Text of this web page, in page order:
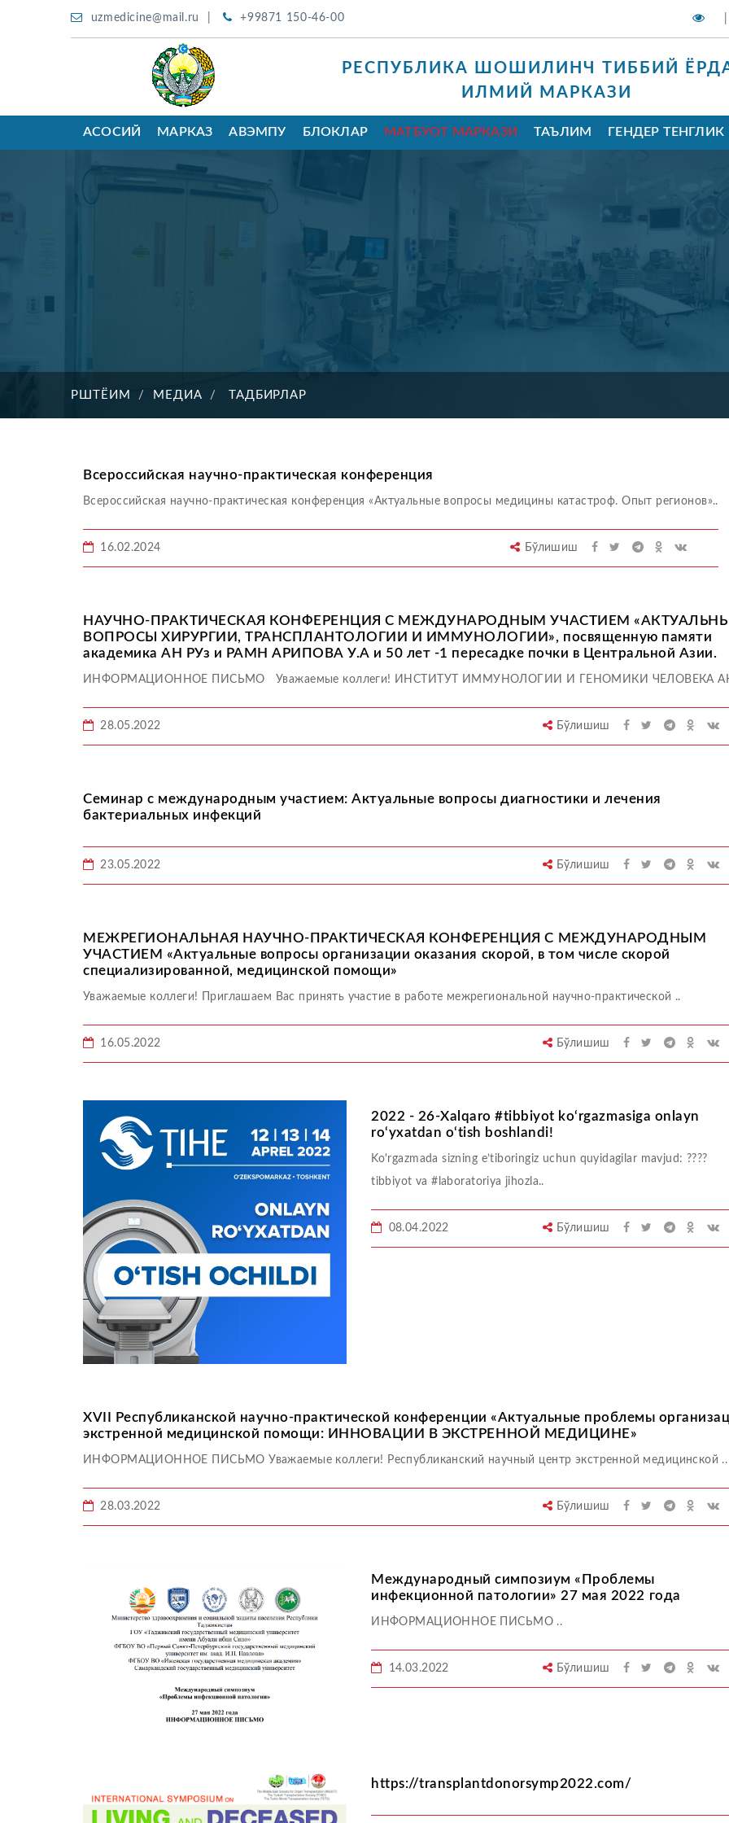
uzmedicine@mail.ru +99871 150-46-00
РЕСПУБЛИКА ШОШИЛИНЧ ТИББИЙ
ИЛМИЙ МАРКАЗИ
АСОСИЙ МАРКАЗ АВЭМПУ БЛОКЛАР МАТБУОТ МАРКАЗИ ТАЪЛИМ ГЕНДЕР ТЕНГЛИК
РШТЁИМ МЕДИА ТАДБИРЛАР
Всероссийская научно-практическая конференция
Всероссийская научно-практическая конференция «Актуальные вопросы медицины катастроф. Опыт регионов»..
16.02.2024 Бўлишиш
НАУЧНО-ПРАКТИЧЕСКАЯ КОНФЕРЕНЦИЯ С МЕЖДУНАРОДНЫМ УЧАСТИЕМ
ВОПРОСЫ ХИРУРГИИ, ТРАНСПЛАНТОЛОГИИ И ИММУНОЛОГИИ», посвященную памяти
академика АН РУз и РАМН АРИПОВА У.А и 50 лет -1 пересадке почки в Центральной Азии.
ИНФОРМАЦИОННОЕ ПИСЬМО Уважаемые коллеги! ИНСТИТУТ ИММУНОЛОГИИ И ГЕНОМИКИ ЧЕЛОВЕКА
28.05.2022 Бўлишиш
Семинар с международным участием: Актуальные вопросы диагностики и лечения
бактериальных инфекций
23.05.2022 Бўлишиш
МЕЖРЕГИОНАЛЬНАЯ НАУЧНО-ПРАКТИЧЕСКАЯ КОНФЕРЕНЦИЯ С МЕЖДУНАРОДНЫМ
УЧАСТИЕМ «Актуальные вопросы организации оказания скорой, в том числе скорой
специализированной, медицинской помощи»
Уважаемые коллеги! Приглашаем Вас принять участие в работе межрегиональной научно-практической ..
16.05.2022 Бўлишиш
2022 - 26-Xalqaro #tibbiyot ko‘rgazmasiga onlayn
ro‘yxatdan o‘tish boshlandi!
Ko'rgazmada sizning e’tiboringiz uchun quyidagilar mavjud: ????
tibbiyot va #laboratoriya jihozla..
08.04.2022 Бўлишиш
XVII Республиканской научно-практической конференции «Актуальные проблемы
экстренной медицинской помощи: ИННОВАЦИИ В ЭКСТРЕННОЙ МЕДИЦИНЕ»
ИНФОРМАЦИОННОЕ ПИСЬМО Уважаемые коллеги! Республиканский научный центр экстренной медицинской ..
28.03.2022 Бўлишиш
Международный симпозиум «Проблемы
инфекционной патологии» 27 мая 2022 года
ИНФОРМАЦИОННОЕ ПИСЬМО ..
14.03.2022 Бўлишиш
https://transplantdonorsymp2022.com/